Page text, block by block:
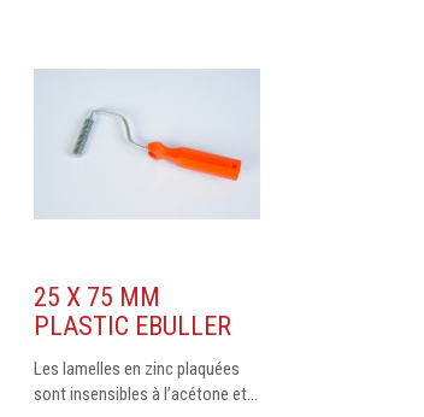
25 X 75 MM
PLASTIC EBULLER
Les lamelles en zinc plaquées
sont insensibles à l’acétone et...